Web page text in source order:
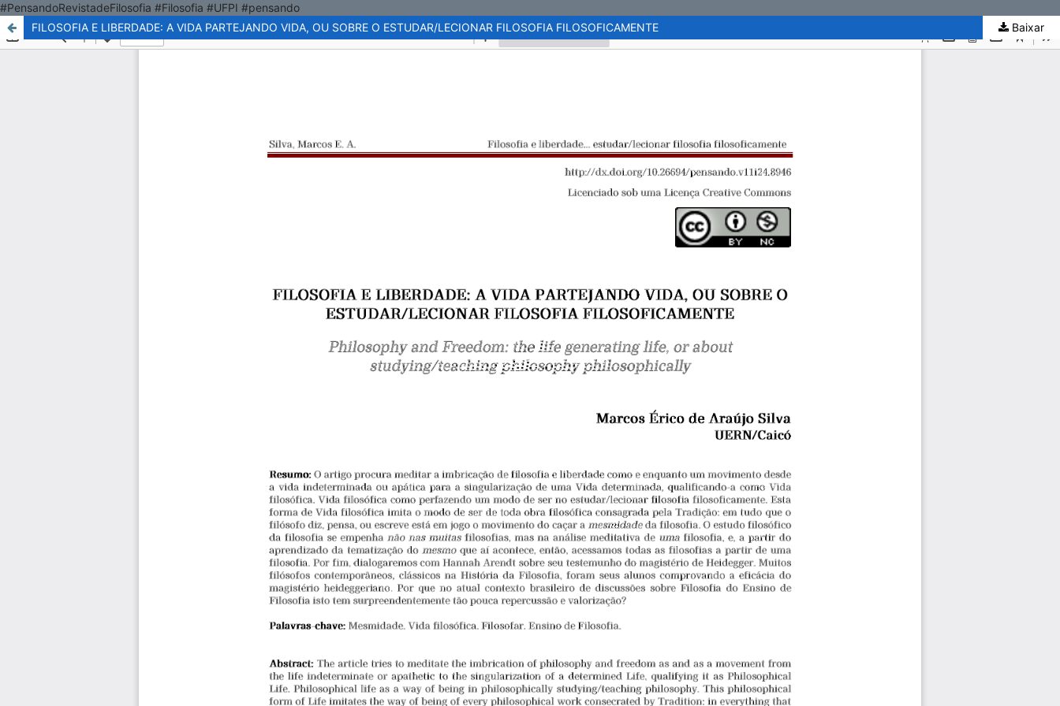
#PensandoRevistadeFilosofia #Filosofia #UFPI #pensando
FILOSOFIA E LIBERDADE: A VIDA PARTEJANDO VIDA, OU SOBRE O ESTUDAR/LECIONAR FILOSOFIA FILOSOFICAMENTE
Baixar